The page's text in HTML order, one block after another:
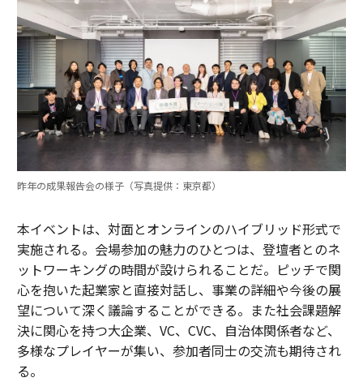
昨年の成果報告会の様子（写真提供：東京都）
本イベントは、対面とオンラインのハイブリッド形式で
実施される。会場参加の魅力のひとつは、登壇者とのネ
ットワーキングの時間が設けられることだ。ピッチで関
心を抱いた起業家と直接対話し、事業の詳細や今後の展
望について深く議論することができる。また社会課題解
決に関心を持つ大企業、VC、CVC、自治体関係者など、
多様なプレイヤーが集い、参加者同士の交流も期待され
る。